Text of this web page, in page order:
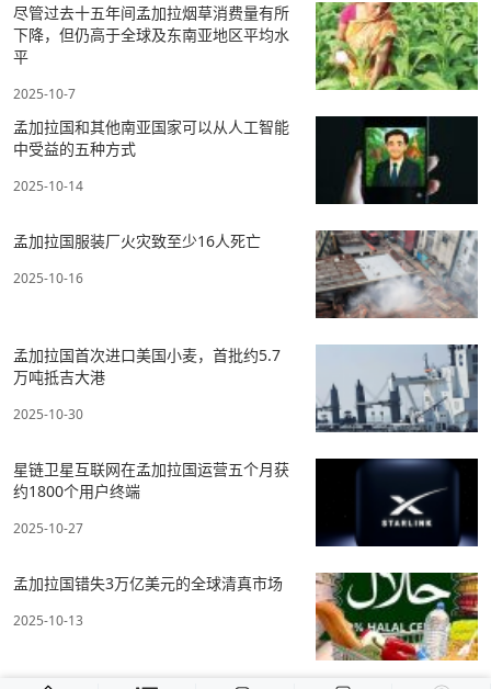
尽管过去十五年间孟加拉烟草消费量有所
下降，但仍高于全球及东南亚地区平均水
平
2025-10-7
孟加拉国和其他南亚国家可以从人工智能
中受益的五种方式
2025-10-14
孟加拉国服装厂火灾致至少16人死亡
2025-10-16
孟加拉国首次进口美国小麦，首批约5.7
万吨抵吉大港
2025-10-30
星链卫星互联网在孟加拉国运营五个月获
约1800个用户终端
2025-10-27
孟加拉国错失3万亿美元的全球清真市场
2025-10-13